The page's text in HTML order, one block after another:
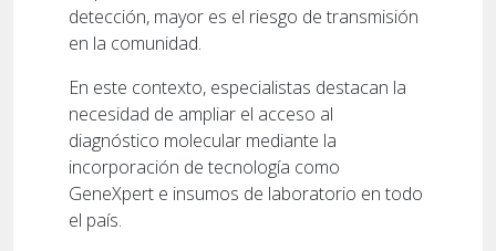
detección, mayor es el riesgo de transmisión
en la comunidad.
En este contexto, especialistas destacan la
necesidad de ampliar el acceso al
diagnóstico molecular mediante la
incorporación de tecnología como
GeneXpert e insumos de laboratorio en todo
el país.